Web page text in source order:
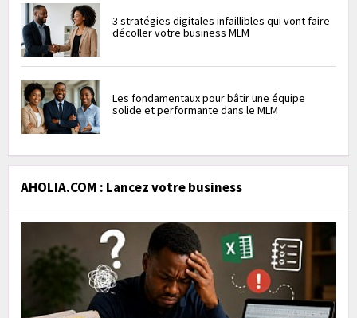
3 stratégies digitales infaillibles qui vont faire
décoller votre business MLM
Les fondamentaux pour bâtir une équipe
solide et performante dans le MLM
AHOLIA.COM : Lancez votre business